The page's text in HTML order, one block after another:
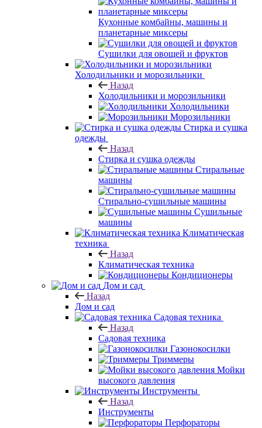
Кухонные комбайны, машины и
планетарные миксеры
Сушилки для овощей и фруктов
Холодильники и морозильники
Назад
Холодильники и морозильники
Холодильники
Морозильники
Стирка и сушка
одежды
Назад
Стирка и сушка одежды
Стиральные
машины
Стирально-сушильные машины
Сушильные
машины
Климатическая
техника
Назад
Климатическая техника
Кондиционеры
Дом и сад
Назад
Дом и сад
Садовая техника
Назад
Садовая техника
Газонокосилки
Триммеры
Мойки
высокого давления
Инструменты
Назад
Инструменты
Перфораторы